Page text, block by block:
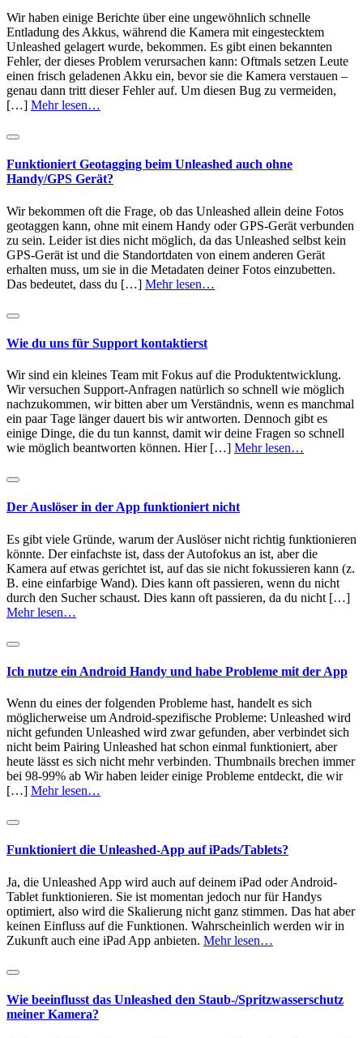
Wir haben einige Berichte über eine ungewöhnlich schnelle
Entladung des Akkus, während die Kamera mit eingestecktem
Unleashed gelagert wurde, bekommen. Es gibt einen bekannten
Fehler, der dieses Problem verursachen kann: Oftmals setzen Leute
einen frisch geladenen Akku ein, bevor sie die Kamera verstauen –
genau dann tritt dieser Fehler auf. Um diesen Bug zu vermeiden,
[…] Mehr lesen…
Funktioniert Geotagging beim Unleashed auch ohne
Handy/GPS Gerät?
Wir bekommen oft die Frage, ob das Unleashed allein deine Fotos
geotaggen kann, ohne mit einem Handy oder GPS-Gerät verbunden
zu sein. Leider ist dies nicht möglich, da das Unleashed selbst kein
GPS-Gerät ist und die Standortdaten von einem anderen Gerät
erhalten muss, um sie in die Metadaten deiner Fotos einzubetten.
Das bedeutet, dass du […] Mehr lesen…
Wie du uns für Support kontaktierst
Wir sind ein kleines Team mit Fokus auf die Produktentwicklung.
Wir versuchen Support-Anfragen natürlich so schnell wie möglich
nachzukommen, wir bitten aber um Verständnis, wenn es manchmal
ein paar Tage länger dauert bis wir antworten. Dennoch gibt es
einige Dinge, die du tun kannst, damit wir deine Fragen so schnell
wie möglich beantworten können. Hier […] Mehr lesen…
Der Auslöser in der App funktioniert nicht
Es gibt viele Gründe, warum der Auslöser nicht richtig funktionieren
könnte. Der einfachste ist, dass der Autofokus an ist, aber die
Kamera auf etwas gerichtet ist, auf das sie nicht fokussieren kann (z.
B. eine einfarbige Wand). Dies kann oft passieren, wenn du nicht
durch den Sucher schaust. Dies kann oft passieren, da du nicht […]
Mehr lesen…
Ich nutze ein Android Handy und habe Probleme mit der App
Wenn du eines der folgenden Probleme hast, handelt es sich
möglicherweise um Android-spezifische Probleme: Unleashed wird
nicht gefunden Unleashed wird zwar gefunden, aber verbindet sich
nicht beim Pairing Unleashed hat schon einmal funktioniert, aber
heute lässt es sich nicht mehr verbinden. Thumbnails brechen immer
bei 98-99% ab Wir haben leider einige Probleme entdeckt, die wir
[…] Mehr lesen…
Funktioniert die Unleashed-App auf iPads/Tablets?
Ja, die Unleashed App wird auch auf deinem iPad oder Android-
Tablet funktionieren. Sie ist momentan jedoch nur für Handys
optimiert, also wird die Skalierung nicht ganz stimmen. Das hat aber
keinen Einfluss auf die Funktionen. Wahrscheinlich werden wir in
Zukunft auch eine iPad App anbieten. Mehr lesen…
Wie beeinflusst das Unleashed den Staub-/Spritzwasserschutz
meiner Kamera?